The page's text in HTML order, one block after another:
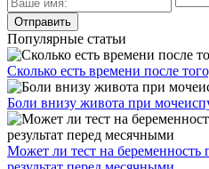
Популярные статьи
Сколько есть времени после
Боли внизу живота при
Может ли тест на беременность